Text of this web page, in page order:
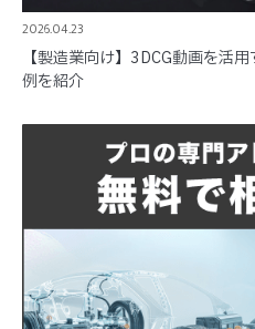
2026.04.23
【製造業向け】3DCG動画を活
例を紹介